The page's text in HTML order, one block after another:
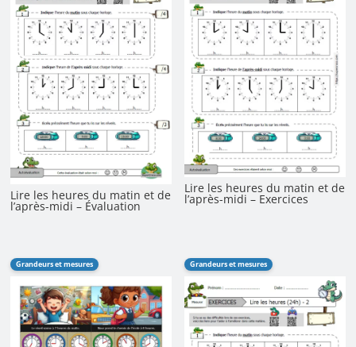
Lire les heures du matin et de
l’après-midi – Évaluation
Lire les heures du matin et de
l’après-midi – Exercices
Grandeurs et mesures Grandeurs et mesures